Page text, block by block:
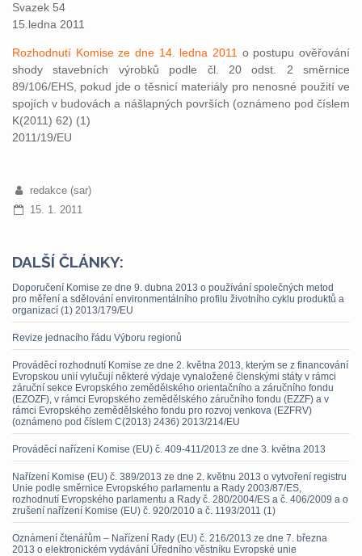
Svazek 54
15.ledna 2011
Rozhodnutí Komise ze dne 14. ledna 2011 o postupu ověřování
shody stavebních výrobků podle čl. 20 odst. 2 směrnice
89/106/EHS, pokud jde o těsnicí materiály pro nenosné použití ve
spojích v budovách a nášlapných površích (oznámeno pod číslem
K(2011) 62) (1)
2011/19/EU
redakce (sar)
15. 1. 2011
DALŠÍ ČLÁNKY:
Doporučení Komise ze dne 9. dubna 2013 o používání společných metod
pro měření a sdělování environmentálního profilu životního cyklu produktů a
organizací (1) 2013/179/EU
Revize jednacího řádu Výboru regionů
Prováděcí rozhodnutí Komise ze dne 2. května 2013, kterým se z financování
Evropskou unií vylučují některé výdaje vynaložené členskými státy v rámci
záruční sekce Evropského zemědělského orientačního a záručního fondu
(EZOZF), v rámci Evropského zemědělského záručního fondu (EZZF) a v
rámci Evropského zemědělského fondu pro rozvoj venkova (EZFRV)
(oznámeno pod číslem C(2013) 2436) 2013/214/EU
Prováděcí nařízení Komise (EU) č. 409-411/2013 ze dne 3. května 2013
Nařízení Komise (EU) č. 389/2013 ze dne 2. květnu 2013 o vytvoření registru
Unie podle směrnice Evropského parlamentu a Rady 2003/87/ES,
rozhodnutí Evropského parlamentu a Rady č. 280/2004/ES a č. 406/2009 a o
zrušení nařízení Komise (EU) č. 920/2010 a č. 1193/2011 (1)
Oznámení čtenářům – Nařízení Rady (EU) č. 216/2013 ze dne 7. března
2013 o elektronickém vydávání Úředního věstníku Evropské unie